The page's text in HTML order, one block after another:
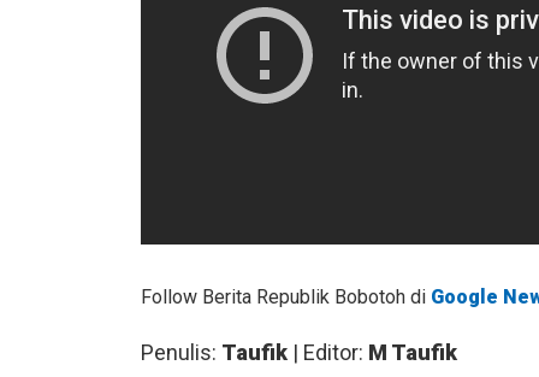
Follow Berita Republik Bobotoh di Google
Penulis: Taufik | Editor: M Taufik